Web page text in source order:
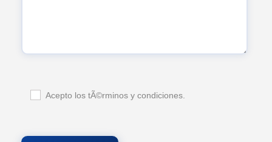
Acepto los tÃ©rminos y condiciones.